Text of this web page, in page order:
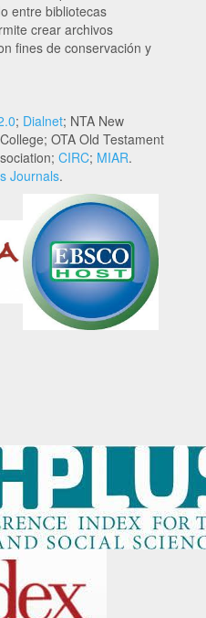
entre bibliotecas
crear archivos
fines de conservación y
; Dialnet; NTA New
OTA Old Testament
CIRC; MIAR.
Journals.